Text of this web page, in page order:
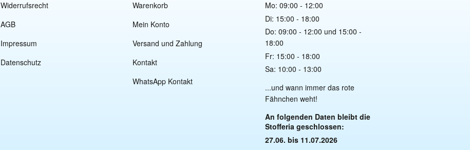
Widerrufsrecht
AGB
Impressum
Datenschutz
Warenkorb
Mein Konto
Versand und Zahlung
Kontakt
WhatsApp Kontakt
Mo: 09:00 - 12:00
Di: 15:00 - 18:00
Do: 09:00 - 12:00 und 15:00 -
18:00
Fr: 15:00 - 18:00
Sa: 10:00 - 13:00
...und wann immer das rote
Fähnchen weht!
An folgenden Daten bleibt die
Stofferia geschlossen:
27.06. bis 11.07.2026